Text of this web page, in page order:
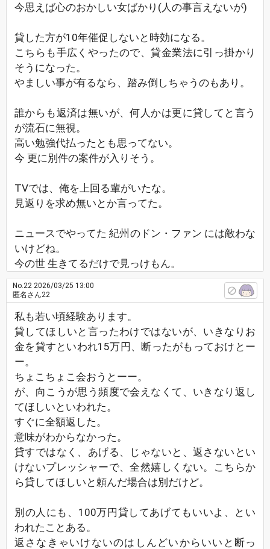
今思えば心のおかしい女ばかり(人の事言えないが)
貸した方が10年催促しないと時効になる。
こちらも手広くやったので、貸金業法に引っ掛かり
そうになった。
やましい事が有るなら、踏み倒しちゃうのもあり。
誰からも返済は無いが、何人かは更に貸してと言う
が流石に無視。
高い勉強代払ったとも思ってない。
今 更に別件の案件が入りそう。
TVでは、俺を上回る輩がいたな。
見返りを求め無いとか言ってた。
ニュースでやってた 紀州のドン・ファン には敵わな
いけどね。
今の世 生きてるだけで見っけもん。
No.22 2026/03/25 13:00
匿名さん22
私も若い頃経験あります。
貸してほしいと言ったわけではないが、いきなりお
金を貸すといわれ15万円、断ったがもっておけとー
ー。
ちょこちょこ会おうとーー。
が、向こうが思う頻度で会えなくて、いきなり返し
てほしいといわれた。
すぐに全額返した。
意味がわからなかった。
貸すではなく、あげる、じゃないと、返さないとい
けないプレッシャーで、全然嬉しくない。こちらか
ら貸してほしいと頼んだ場合は別だけど。
別の人にも、100万円貸してあげてもいいよ、とい
われたことある。
返さなきゃいけないのはしんどいからいいと断っ